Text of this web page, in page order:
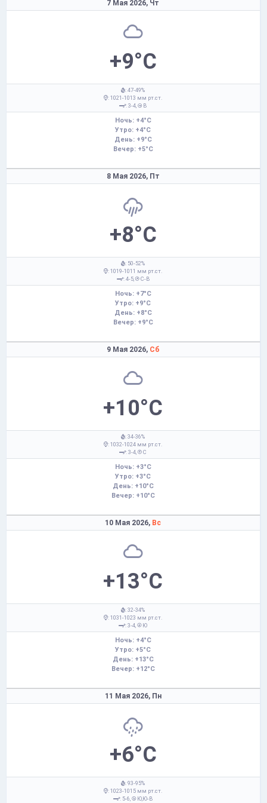
7 Мая 2026, Чт
+9°C
: 47-49%
: 1021-1013 мм рт.ст.
: 3-4,
В
Ночь: +4°C
Утро: +4°C
День: +9°C
Вечер: +5°C
8 Мая 2026, Пт
+8°C
: 50-52%
: 1019-1011 мм рт.ст.
: 4-5,
С-В
Ночь: +7°C
Утро: +9°C
День: +8°C
Вечер: +9°C
9 Мая 2026, Сб
+10°C
: 34-36%
: 1032-1024 мм рт.ст.
: 3-4,
С
Ночь: +3°C
Утро: +3°C
День: +10°C
Вечер: +10°C
10 Мая 2026, Вс
+13°C
: 32-34%
: 1031-1023 мм рт.ст.
: 3-4,
Ю
Ночь: +4°C
Утро: +5°C
День: +13°C
Вечер: +12°C
11 Мая 2026, Пн
+6°C
: 93-95%
: 1023-1015 мм рт.ст.
: 5-6,
Ю,Ю-В